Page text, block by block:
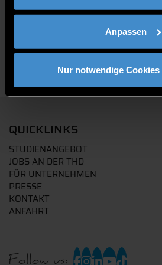
Anpassen
Nur notwendige
QUICKLINKS
STUDIENANGEBOT
JOBS AN DER THD
FÜR UNTERNEHMEN
PRESSE
KONTAKT
ANFAHRT
Follow us: